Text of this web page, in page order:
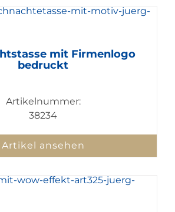
mit Firmenlogo
bedruckt
Artikelnummer:
38234
Artikel ansehen